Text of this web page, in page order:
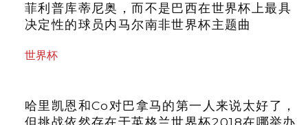
菲利普库蒂尼奥，而不是巴西在世界杯上最具
决定性的球员内马尔南非世界杯主题曲
世界杯
哈里凯恩和Co对巴拿马的第一人来说太好了，
但挑战依然存在于英格兰世界杯2018在哪举办